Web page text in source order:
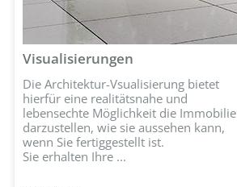
Visualisierungen
Die Architektur-Vsualisierung bietet
hierfür eine realitätsnahe und
lebensechte Möglichkeit die Immobilie
darzustellen, wie sie aussehen kann,
wenn Sie fertiggestellt ist.
Sie erhalten Ihre ...